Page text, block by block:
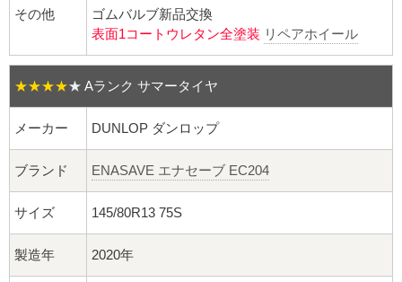
貫通ナット
袋ナット
ロング袋ナット
ショート袋ナット
スチール鉄ホイール
持ち込み交換工賃
その他
ゴムバルブ新品交換
表面1コートウレタン全塗装 リペアホイール
★★★★★ Aランク サマータイヤ
メーカー DUNLOP ダンロップ
ブランド ENASAVE エナセーブ EC204
サイズ 145/80R13 75S
製造年 2020年